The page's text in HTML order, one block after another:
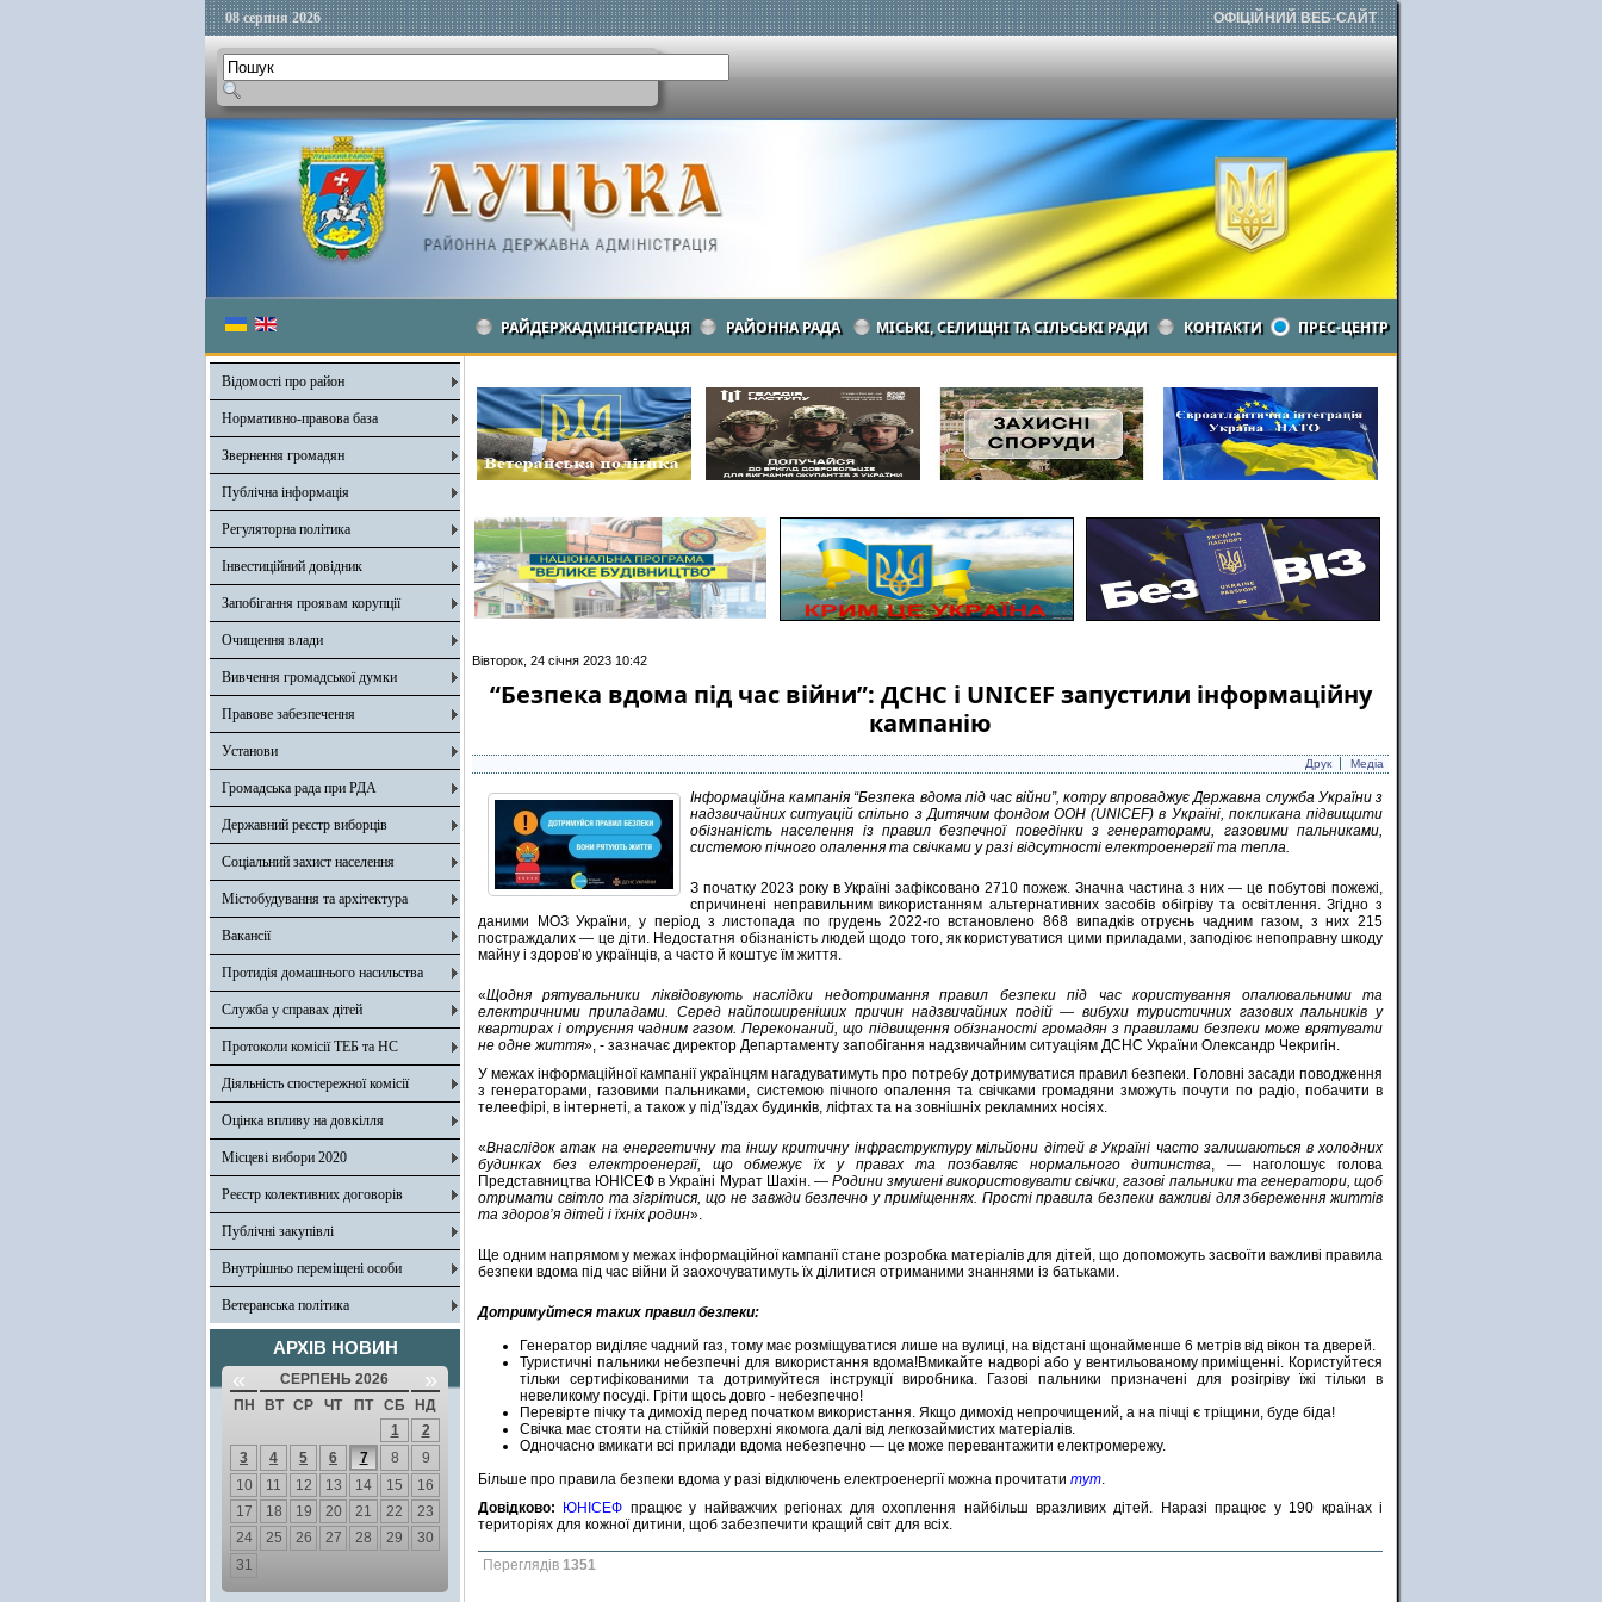
08 серпня 2026 ОФІЦІЙНИЙ ВЕБ-САЙТ
РАЙДЕРЖАДМІНІСТРАЦІЯ РАЙОННА РАДА МІСЬКІ, СЕЛИЩНІ ТА СІЛЬСЬКІ РАДИ КОНТАКТИ ПРЕС-ЦЕНТР
Відомості про район
Нормативно-правова база
Звернення громадян
Публічна інформація
Регуляторна політика
Інвестиційний довідник
Запобігання проявам корупції
Очищення влади
Вивчення громадської думки
Правове забезпечення
Установи
Громадська рада при РДА
Державний реєстр виборців
Соціальний захист населення
Містобудування та архітектура
Вакансії
Протидія домашнього насильства
Служба у справах дітей
Протоколи комісії ТЕБ та НС
Діяльність спостережної комісії
Оцінка впливу на довкілля
Місцеві вибори 2020
Реєстр колективних договорів
Публічні закупівлі
Внутрішньо переміщені особи
Ветеранська політика
АРХІВ НОВИН
« СЕРПЕНЬ 2026 »
ПН ВТ СР ЧТ ПТ СБ
НД
1
2
3
4 5 6 7 8
9
10
11 12 13 14 15
16
17
18 19 20 21 22
23
24
25 26 27 28 29
30
31
Вівторок, 24 січня 2023 10:42
“Безпека вдома під час війни”: ДСНС і UNICEF запустили інформаційну
кампанію
Друк Медіа
Інформаційна кампанія “Безпека вдома під час війни”, котру впроваджує Державна служба України з
надзвичайних ситуацій спільно з Дитячим фондом ООН (UNICEF) в Україні, покликана підвищити
обізнаність населення із правил безпечної поведінки з генераторами, газовими пальниками,
системою пічного опалення та свічками у разі відсутності електроенергії та тепла.
З початку 2023 року в Україні зафіксовано 2710 пожеж. Значна частина з них — це побутові пожежі,
спричинені неправильним використанням альтернативних засобів обігріву та освітлення. Згідно з
даними МОЗ України, у період з листопада по грудень 2022-го встановлено 868 випадків отруєнь чадним газом, з них 215
постраждалих — це діти. Недостатня обізнаність людей щодо того, як користуватися цими приладами, заподіює непоправну шкоду
майну і здоров’ю українців, а часто й коштує їм життя.
«Щодня рятувальники ліквідовують наслідки недотримання правил безпеки під час користування опалювальними та
електричними приладами. Серед найпоширеніших причин надзвичайних подій — вибухи туристичних газових пальників у
квартирах і отруєння чадним газом. Переконаний, що підвищення обізнаності громадян з правилами безпеки може врятувати
не одне життя», - зазначає директор Департаменту запобігання надзвичайним ситуаціям ДСНС України Олександр Чекригін.
У межах інформаційної кампанії українцям нагадуватимуть про потребу дотримуватися правил безпеки. Головні засади поводження
з генераторами, газовими пальниками, системою пічного опалення та свічками громадяни зможуть почути по радіо, побачити в
телеефірі, в інтернеті, а також у під’їздах будинків, ліфтах та на зовнішніх рекламних носіях.
«Внаслідок атак на енергетичну та іншу критичну інфраструктуру мільйони дітей в Україні часто залишаються в холодних
будинках без електроенергії, що обмежує їх у правах та позбавляє нормального дитинства, — наголошує голова
Представництва ЮНІСЕФ в Україні Мурат Шахін. — Родини змушені використовувати свічки, газові пальники та генератори, щоб
отримати світло та зігрітися, що не завжди безпечно у приміщеннях. Прості правила безпеки важливі для збереження життів
та здоров’я дітей і їхніх родин».
Ще одним напрямом у межах інформаційної кампанії стане розробка матеріалів для дітей, що допоможуть засвоїти важливі правила
безпеки вдома під час війни й заохочуватимуть їх ділитися отриманими знаннями із батьками.
Дотримуйтеся таких правил безпеки:
Генератор виділяє чадний газ, тому має розміщуватися лише на вулиці, на відстані щонайменше 6 метрів від вікон та дверей.
Туристичні пальники небезпечні для використання вдома!Вмикайте надворі або у вентильованому приміщенні. Користуйтеся
тільки сертифікованими та дотримуйтеся інструкції виробника. Газові пальники призначені для розігріву їжі тільки в
невеликому посуді. Гріти щось довго - небезпечно!
Перевірте пічку та димохід перед початком використання. Якщо димохід непрочищений, а на пічці є тріщини, буде біда!
Свічка має стояти на стійкій поверхні якомога далі від легкозаймистих матеріалів.
Одночасно вмикати всі прилади вдома небезпечно — це може перевантажити електромережу.
Більше про правила безпеки вдома у разі відключень електроенергії можна прочитати тут.
Довідково:
ЮНІСЕФ працює у найважчих регіонах для охоплення найбільш вразливих дітей. Наразі працює у 190 країнах і
територіях для кожної дитини, щоб забезпечити кращий світ для всіх.
Переглядів 1351